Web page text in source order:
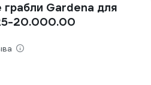
Gardena для
20.000.00